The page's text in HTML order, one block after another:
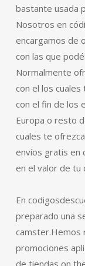
bastante usada
Nosotros en
encargamos de
con las que
Normalmente
con el los
con el fin de los
Europa o resto
cuales te
envíos gratis en
en el valor de tu
En
preparado una
camster.Hemos
promociones
de tiendas on